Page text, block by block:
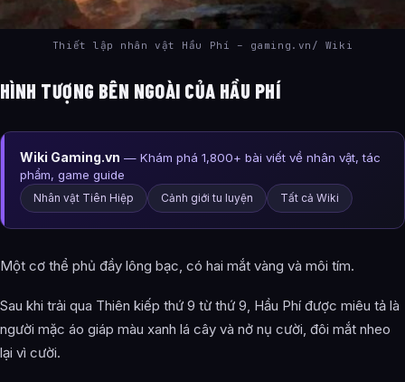
Thiết lập nhân vật Hầu Phí – gaming.vn/ Wiki
HÌNH TƯỢNG BÊN NGOÀI CỦA HẦU PHÍ
Wiki Gaming.vn — Khám phá 1,800+ bài viết về nhân vật, tác
phẩm, game guide
Nhân vật Tiên Hiệp Cảnh giới tu luyện Tất cả Wiki
Một cơ thể phủ đầy lông bạc, có hai mắt vàng và môi tím.
Sau khi trải qua Thiên kiếp thứ 9 từ thứ 9, Hầu Phí được miêu tả là
người mặc áo giáp màu xanh lá cây và nở nụ cười, đôi mắt nheo
lại vì cười.